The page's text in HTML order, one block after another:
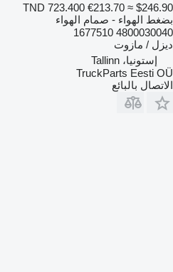
TND 723.400 €213.70 ≈ $246.90
بضغط الهواء - صمام الهواء
4800030040 1677510
ديزل / مازوت
إستونيا، Tallinn
TruckParts Eesti OÜ
الاتصال بالبائع